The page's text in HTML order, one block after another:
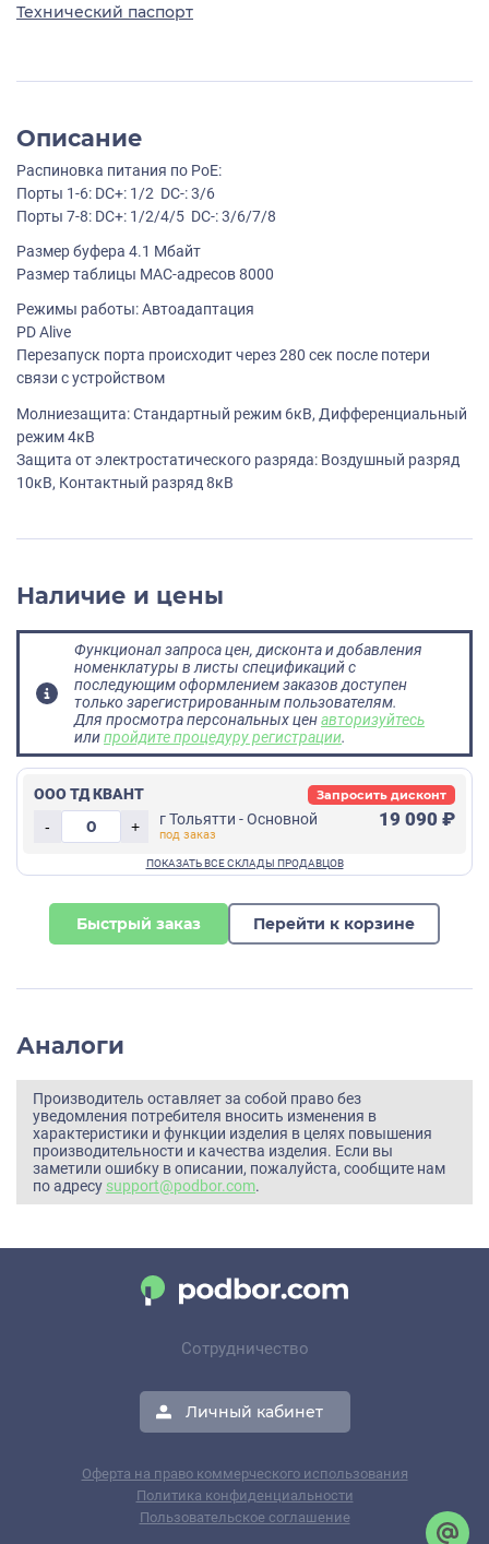
Технический паспорт
Описание
Распиновка питания по PoE:
Порты 1-6: DC+: 1/2 DC-: 3/6
Порты 7-8: DC+: 1/2/4/5 DC-: 3/6/7/8
Размер буфера 4.1 Mбайт
Размер таблицы MAC-адресов 8000
Режимы работы: Автоадаптация
PD Alive
Перезапуск порта происходит через 280 сек после потери
связи с устройством
Молниезащита: Стандартный режим 6кВ, Дифференциальный
режим 4кВ
Защита от электростатического разряда: Воздушный разряд
10кВ, Контактный разряд 8кВ
Наличие и цены
Функционал запроса цен, дисконта и добавления
номенклатуры в листы спецификаций с
последующим оформлением заказов доступен
только зарегистрированным пользователям.
Для просмотра персональных ценавторизуйтесь
илипройдите процедуру регистрации.
ООО ТД КВАНТ
-
+ г Тольятти - Основной 19 090 ₽
Запросить дисконт
Быстрый заказ Перейти к корзине
Аналоги
Производитель оставляет за собой право без
уведомления потребителя вносить изменения в
характеристики и функции изделия в целях повышения
производительности и качества изделия. Если вы
заметили ошибку в описании, пожалуйста, сообщите нам
по адресу support@podbor.com.
Сотрудничество
Личный кабинет
Оферта на право коммерческого использования
Политика конфиденциальности
Пользовательское соглашение